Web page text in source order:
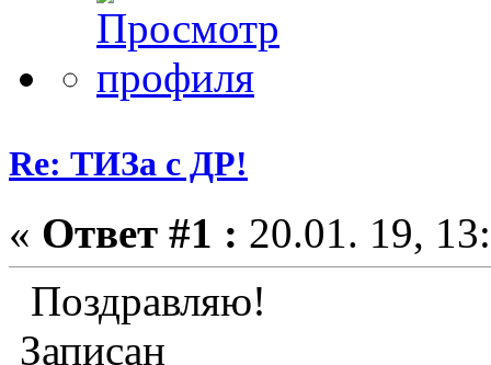
Re: ТИЗа с ДР!
« Ответ #1 : 20.01. 19,
Поздравляю!
Записан